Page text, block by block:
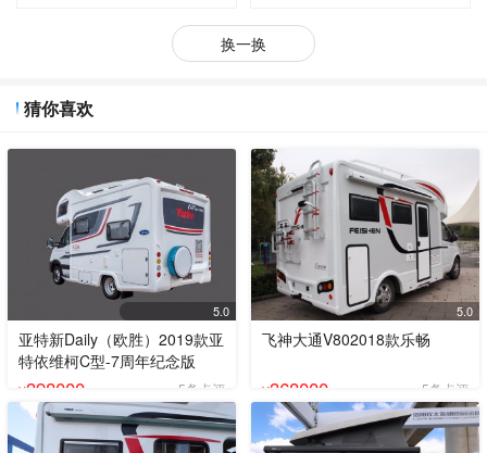
换一换
猜你喜欢
5.0
亚特新Daily（欧胜）2019款亚
特依维柯C型-7周年纪念版
¥398000 5条点评
5.0
飞神大通V802018款乐畅
¥368000 5条点评